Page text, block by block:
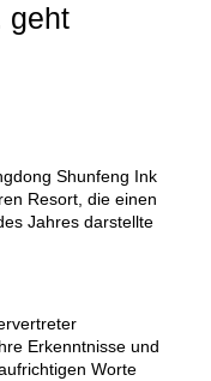
geht
Shunfeng Ink
Resort, die einen
Jahres darstellte
Erkenntnisse und
Worte